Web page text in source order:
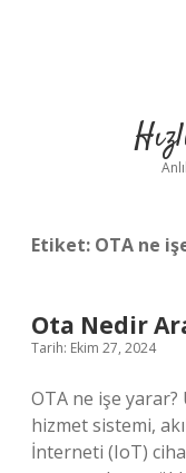
Etiket: OTA ne
Ota Nedir
Tarih: Ekim 27, 2024
OTA ne işe
hizmet sistemi,
İnterneti (IoT)